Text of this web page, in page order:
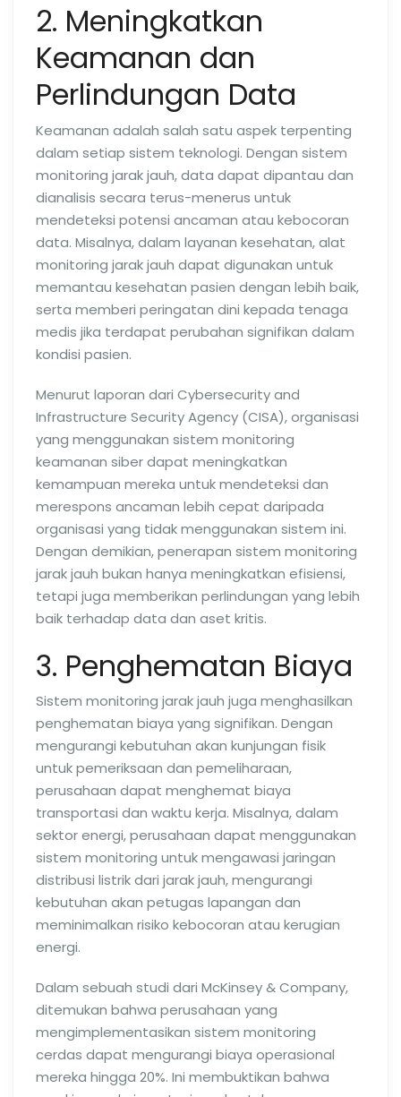
2. Meningkatkan
Keamanan dan
Perlindungan Data
Keamanan adalah salah satu aspek terpenting
dalam setiap sistem teknologi. Dengan sistem
monitoring jarak jauh, data dapat dipantau dan
dianalisis secara terus-menerus untuk
mendeteksi potensi ancaman atau kebocoran
data. Misalnya, dalam layanan kesehatan, alat
monitoring jarak jauh dapat digunakan untuk
memantau kesehatan pasien dengan lebih baik,
serta memberi peringatan dini kepada tenaga
medis jika terdapat perubahan signifikan dalam
kondisi pasien.
Menurut laporan dari Cybersecurity and
Infrastructure Security Agency (CISA), organisasi
yang menggunakan sistem monitoring
keamanan siber dapat meningkatkan
kemampuan mereka untuk mendeteksi dan
merespons ancaman lebih cepat daripada
organisasi yang tidak menggunakan sistem ini.
Dengan demikian, penerapan sistem monitoring
jarak jauh bukan hanya meningkatkan efisiensi,
tetapi juga memberikan perlindungan yang lebih
baik terhadap data dan aset kritis.
3. Penghematan Biaya
Sistem monitoring jarak jauh juga menghasilkan
penghematan biaya yang signifikan. Dengan
mengurangi kebutuhan akan kunjungan fisik
untuk pemeriksaan dan pemeliharaan,
perusahaan dapat menghemat biaya
transportasi dan waktu kerja. Misalnya, dalam
sektor energi, perusahaan dapat menggunakan
sistem monitoring untuk mengawasi jaringan
distribusi listrik dari jarak jauh, mengurangi
kebutuhan akan petugas lapangan dan
meminimalkan risiko kebocoran atau kerugian
energi.
Dalam sebuah studi dari McKinsey & Company,
ditemukan bahwa perusahaan yang
mengimplementasikan sistem monitoring
cerdas dapat mengurangi biaya operasional
mereka hingga 20%. Ini membuktikan bahwa